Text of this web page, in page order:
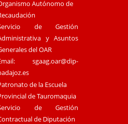
Autónomo de
de Gestión
y Asuntos
del OAR
sgaag.oar@dip-
de la Escuela
de Tauromaquia
de Gestión
de Diputación